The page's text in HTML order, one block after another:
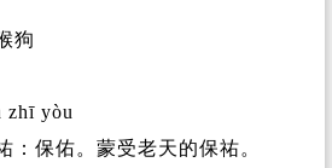
狗
zhī yòu
：保佑。蒙受老天的保祐。